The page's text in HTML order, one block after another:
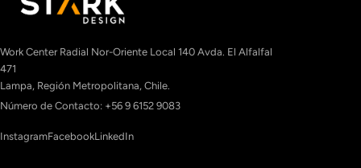
Work Center Radial Nor-Oriente Local 140 Avda. El Alfalfal
471
Lampa, Región Metropolitana, Chile.
Número de Contacto: +56 9 6152 9083
InstagramFacebookLinkedIn